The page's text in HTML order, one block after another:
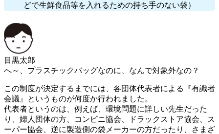
どで生鮮食品等を入れるための持ち手のない袋）
目黒太郎
へ～、プラスチックバッグなのに、なんで対象外なの？
この制度が決定するまでには、各団体代表者による『有識者
会議』というものが何度か行われました。
代表者というのは、例えば、環境問題に詳しい先生だった
り、婦人団体の方、コンビニ協会、ドラックストア協会、ス
ーパー協会、逆に製造側の袋メーカーの方だったり、さまざ